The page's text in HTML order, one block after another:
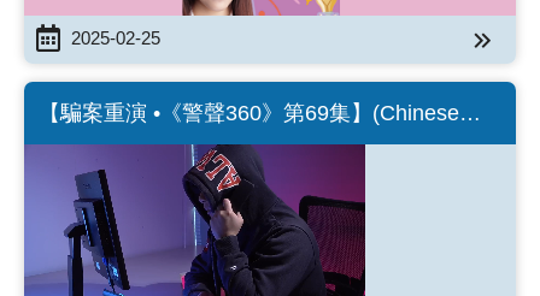
2025-02-25
【騙案重演 •《警聲360》第69集】(Chinese
Version Only)